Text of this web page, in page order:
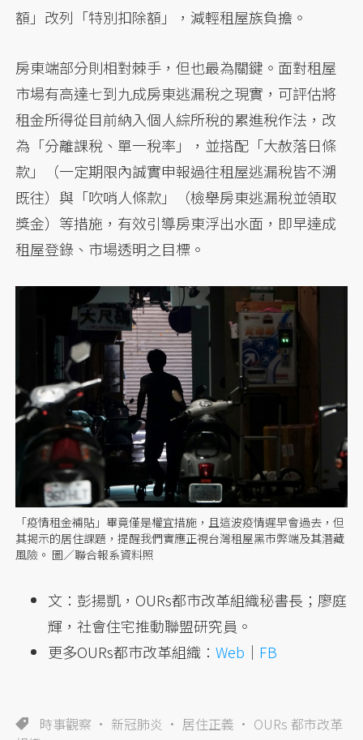
額」改列「特別扣除額」，減輕租屋族負擔。
房東端部分則相對棘手，但也最為關鍵。面對租屋
市場有高達七到九成房東逃漏稅之現實，可評估將
租金所得從目前納入個人綜所稅的累進稅作法，改
為「分離課稅、單一稅率」，並搭配「大赦落日條
款」（一定期限內誠實申報過往租屋逃漏稅皆不溯
既往）與「吹哨人條款」（檢舉房東逃漏稅並領取
獎金）等措施，有效引導房東浮出水面，即早達成
租屋登錄、市場透明之目標。
「疫情租金補貼」畢竟僅是權宜措施，且這波疫情遲早會過去，但
其揭示的居住課題，提醒我們實應正視台灣租屋黑市弊端及其潛藏
風險。 圖／聯合報系資料照
文：彭揚凱，OURs都市改革組織秘書長；廖庭
輝，社會住宅推動聯盟研究員。
更多OURs都市改革組織：Web ｜ FB
時事觀察 新冠肺炎 居住正義
OURs 都市改革